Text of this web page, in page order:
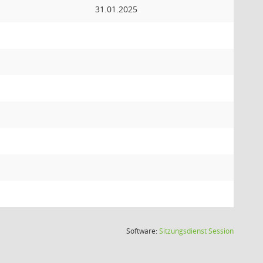
31.01.2025
Software:SitzungsdienstSession(Wird in